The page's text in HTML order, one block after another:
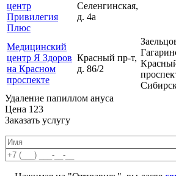
центр
Привилегия
Плюс
Селенгинская,
д. 4а
Медицинский
центр Я Здоров
на Красном
проспекте
Красный пр-т,
д. 86/2
Удаление папиллом ануса
Цена 123
Заказать услугу